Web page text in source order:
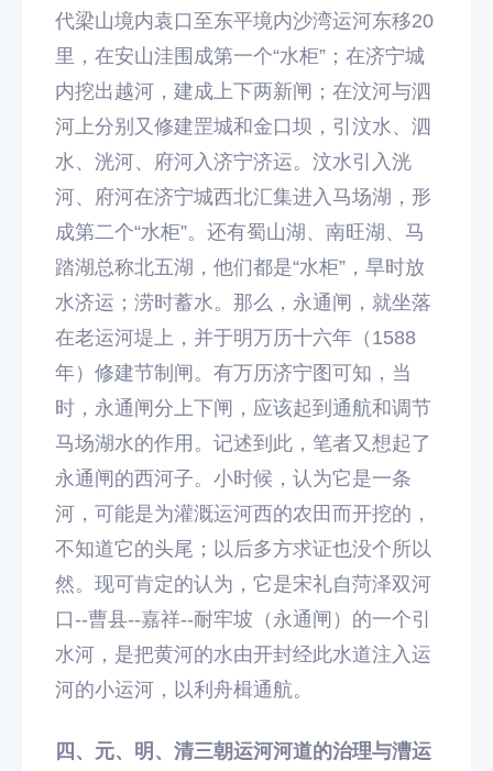
代梁山境内袁口至东平境内沙湾运河东移20
里，在安山洼围成第一个“水柜”；在济宁城
内挖出越河，建成上下两新闸；在汶河与泗
河上分别又修建罡城和金口坝，引汶水、泗
水、洸河、府河入济宁济运。汶水引入洸
河、府河在济宁城西北汇集进入马场湖，形
成第二个“水柜”。还有蜀山湖、南旺湖、马
踏湖总称北五湖，他们都是“水柜”，旱时放
水济运；涝时蓄水。那么，永通闸，就坐落
在老运河堤上，并于明万历十六年（1588
年）修建节制闸。有万历济宁图可知，当
时，永通闸分上下闸，应该起到通航和调节
马场湖水的作用。记述到此，笔者又想起了
永通闸的西河子。小时候，认为它是一条
河，可能是为灌溉运河西的农田而开挖的，
不知道它的头尾；以后多方求证也没个所以
然。现可肯定的认为，它是宋礼自菏泽双河
口--曹县--嘉祥--耐牢坡（永通闸）的一个引
水河，是把黄河的水由开封经此水道注入运
河的小运河，以利舟楫通航。
四、元、明、清三朝运河河道的治理与漕运